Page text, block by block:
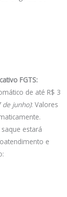
FGTS:
de até R$ 3
de junho): Valores
saque estará
e